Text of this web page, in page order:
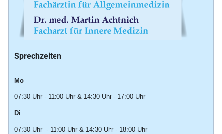
Sprechzeiten
Mo
07:30 Uhr - 11:00 Uhr & 14:30 Uhr - 17:00 Uhr
Di
07:30 Uhr - 11:00 Uhr & 14:30 Uhr - 18:00 Uhr